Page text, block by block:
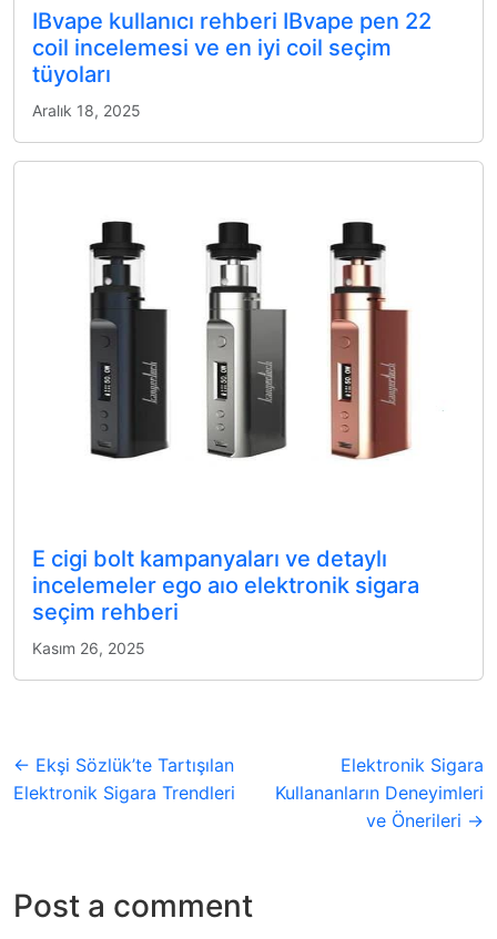
IBvape kullanıcı rehberi IBvape pen 22
coil incelemesi ve en iyi coil seçim
tüyoları
Aralık 18, 2025
E cigi bolt kampanyaları ve detaylı
incelemeler ego aıo elektronik sigara
seçim rehberi
Kasım 26, 2025
← Ekşi Sözlük’te Tartışılan
Elektronik Sigara Trendleri
Elektronik Sigara
Kullananların Deneyimleri
ve Önerileri →
Post a comment